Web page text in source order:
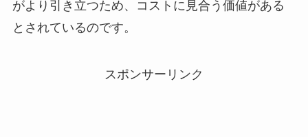
がより引き立つため、コストに見合う価値がある
とされているのです。
スポンサーリンク